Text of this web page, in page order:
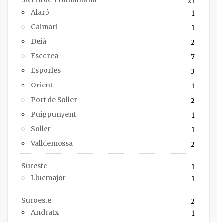
Alaró
1
Caimari
1
Deià
2
Escorca
7
Esporles
3
Orient
1
Port de Soller
2
Puigpunyent
1
Soller
1
Valldemossa
2
Sureste
1
Llucmajor
1
Suroeste
2
Andratx
1